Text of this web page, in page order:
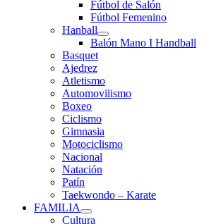
Fútbol de Salón
Fútbol Femenino
Hanball
Balón Mano I Handball
Basquet
Ajedrez
Atletismo
Automovilismo
Boxeo
Ciclismo
Gimnasia
Motociclismo
Nacional
Natación
Patín
Taekwondo – Karate
FAMILIA
Cultura